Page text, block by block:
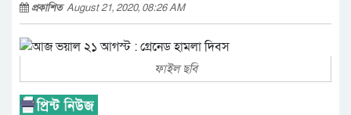
প্রকাশিতAugust 21, 2020, 08:26 AM
ফাইল ছবি